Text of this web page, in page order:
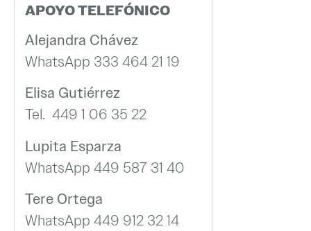
APOYO TELEFÓNICO
Alejandra Chávez
WhatsApp 333 464 21 19
Elisa Gutiérrez
Tel. 449 1 06 35 22
Lupita Esparza
WhatsApp 449 587 31 40
Tere Ortega
WhatsApp 449 912 32 14